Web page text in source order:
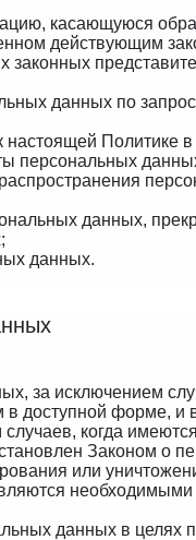
касающуюся
действующим
данных по
Политике
данных,
данных.
за исключением
доступной форме,
когда
Законом о
или
необходимыми
данных в целях